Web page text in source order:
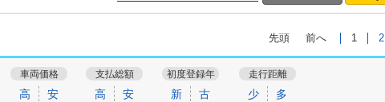
先頭 前へ 1 2
車両価格
高 安
支払総額
高 安
初度登録年
新 古
走行距離
少 多